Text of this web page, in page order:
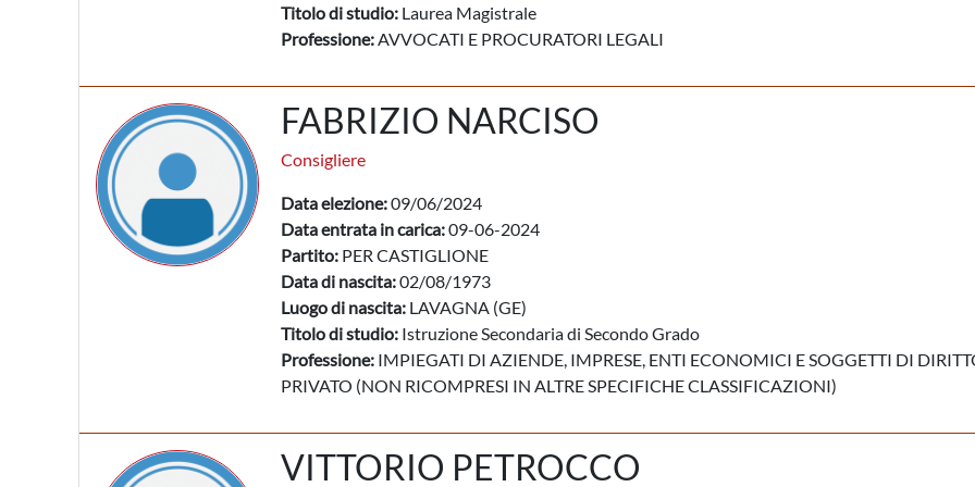
Titolo di studio: Laurea Magistrale
Professione:AVVOCATI E PROCURATORI LEGALI
FABRIZIO NARCISO
Consigliere
Data elezione:09/06/2024
Data entrata in carica:09-06-2024
Partito: PER CASTIGLIONE
Data di nascita:02/08/1973
Luogo di nascita: LAVAGNA (GE)
Titolo di studio: Istruzione Secondaria di Secondo Grado
Professione: IMPIEGATI DI AZIENDE, IMPRESE, ENTI ECONOMICI E SOGGETTI DI
PRIVATO (NON RICOMPRESI IN ALTRE SPECIFICHE CLASSIFICAZIONI)
VITTORIO PETROCCO